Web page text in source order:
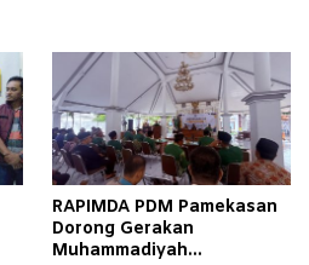
RAPIMDA PDM Pamekasan
Dorong Gerakan
Muhammadiyah